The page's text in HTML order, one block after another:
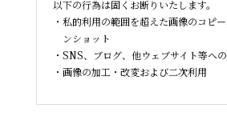
以下の行為は固くお断りいたします。
私的利用の範囲を超えた画像のコピ
ンショット
SNS、ブログ、他ウェブサイト等へ
画像の加工・改変および二次利用